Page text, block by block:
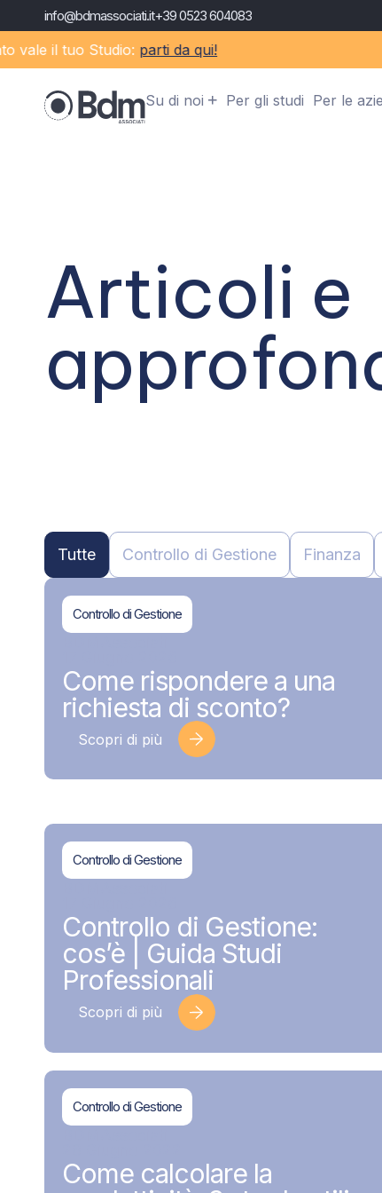
info@bdmassociati.it+39 0523 604083
il tuo Studio:parti da qui!
Su di noi Per gli studi Per le
Articoli e
Controllo di Gestione Finanza
Tutte
Controllo di Gestione
Come rispondere a una
richiesta di sconto?
Scopri di più
Controllo di Gestione
Controllo di Gestione:
cos’è | Guida Studi
Professionali
Scopri di più
Controllo di Gestione
Come calcolare la